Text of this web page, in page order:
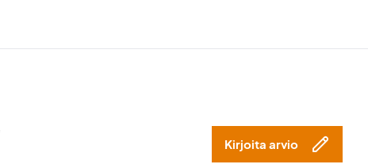
Kirjoita arvio